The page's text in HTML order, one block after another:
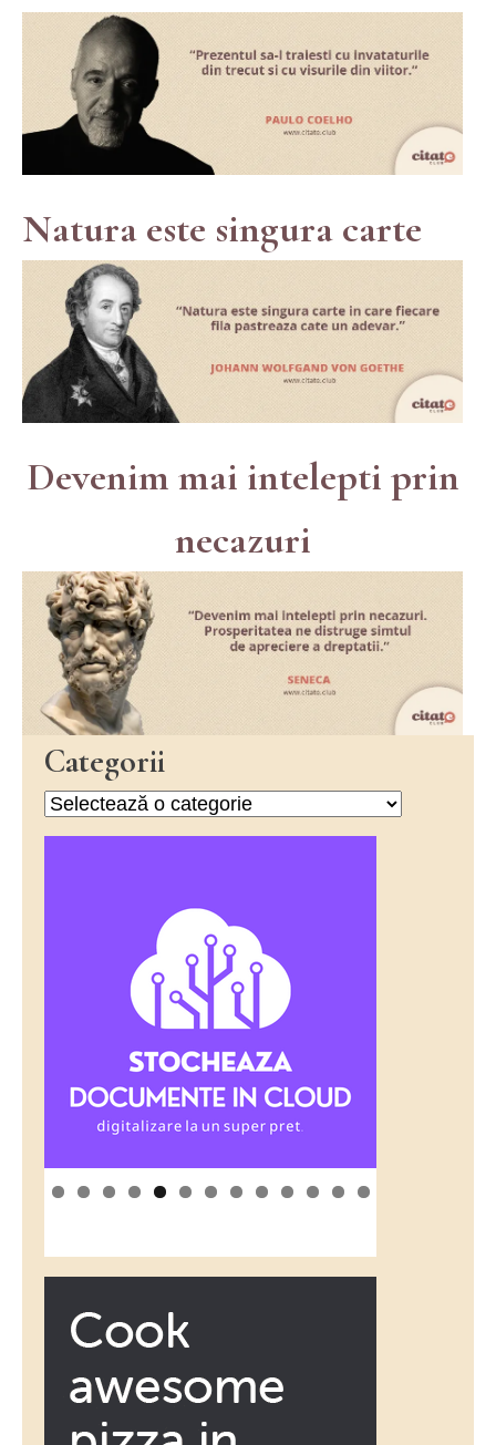
Natura este singura carte
Devenim mai intelepti prin
necazuri
Categorii
Categorii